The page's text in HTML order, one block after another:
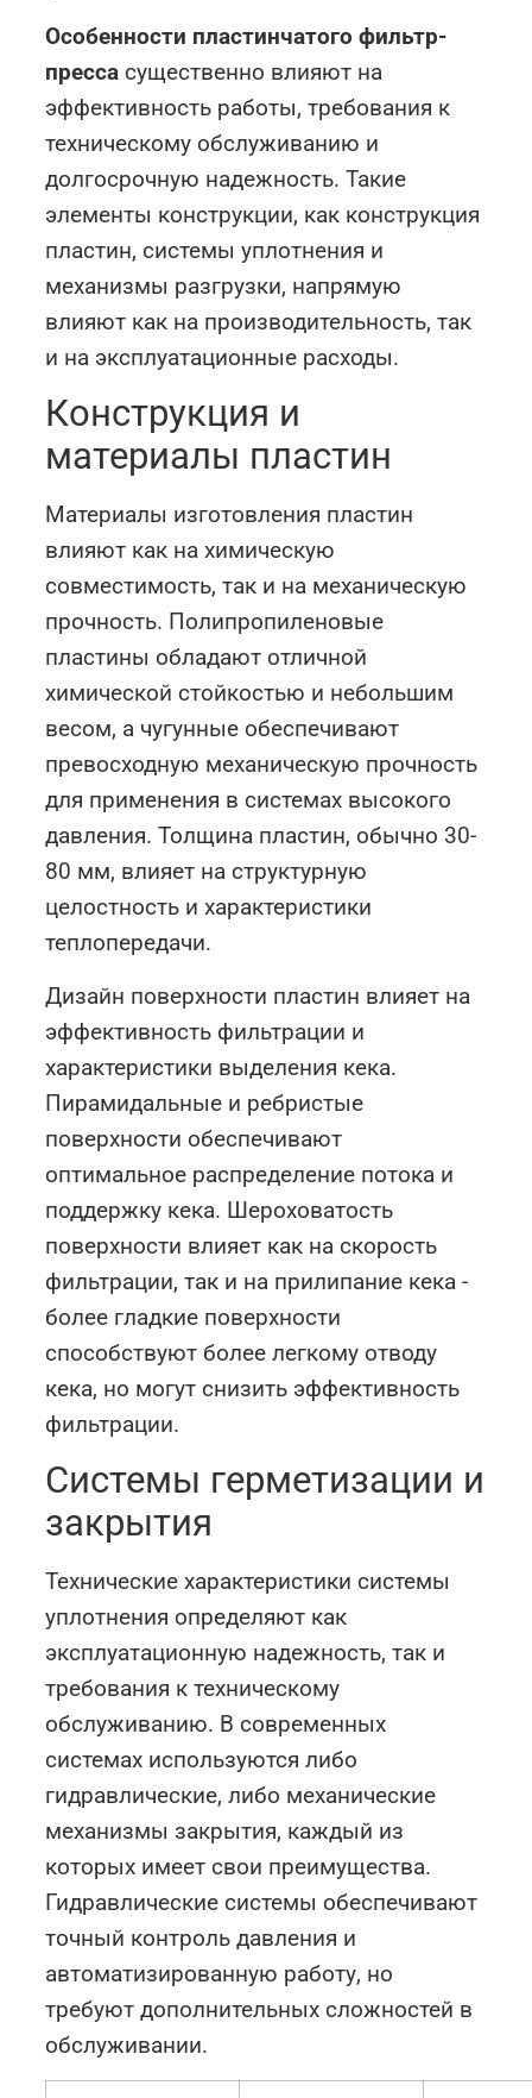
Особенности пластинчатого фильтр-
пресса существенно влияют на
эффективность работы, требования к
техническому обслуживанию и
долгосрочную надежность. Такие
элементы конструкции, как конструкция
пластин, системы уплотнения и
механизмы разгрузки, напрямую
влияют как на производительность, так
и на эксплуатационные расходы.
Конструкция и
материалы пластин
Материалы изготовления пластин
влияют как на химическую
совместимость, так и на механическую
прочность. Полипропиленовые
пластины обладают отличной
химической стойкостью и небольшим
весом, а чугунные обеспечивают
превосходную механическую прочность
для применения в системах высокого
давления. Толщина пластин, обычно 30-
80 мм, влияет на структурную
целостность и характеристики
теплопередачи.
Дизайн поверхности пластин влияет на
эффективность фильтрации и
характеристики выделения кека.
Пирамидальные и ребристые
поверхности обеспечивают
оптимальное распределение потока и
поддержку кека. Шероховатость
поверхности влияет как на скорость
фильтрации, так и на прилипание кека -
более гладкие поверхности
способствуют более легкому отводу
кека, но могут снизить эффективность
фильтрации.
Системы герметизации и
закрытия
Технические характеристики системы
уплотнения определяют как
эксплуатационную надежность, так и
требования к техническому
обслуживанию. В современных
системах используются либо
гидравлические, либо механические
механизмы закрытия, каждый из
которых имеет свои преимущества.
Гидравлические системы обеспечивают
точный контроль давления и
автоматизированную работу, но
требуют дополнительных сложностей в
обслуживании.